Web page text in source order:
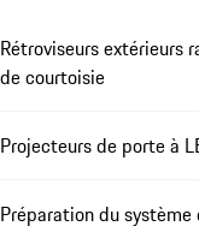
Rétroviseurs
de courtoisie
Projecteurs de porte à
Préparation du